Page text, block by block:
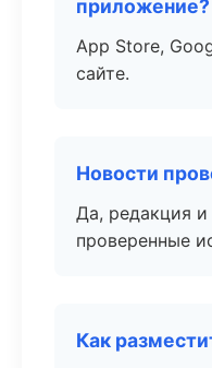
приложение?
App Store,
сайте.
Новости
Да, редакция
проверенные
Как